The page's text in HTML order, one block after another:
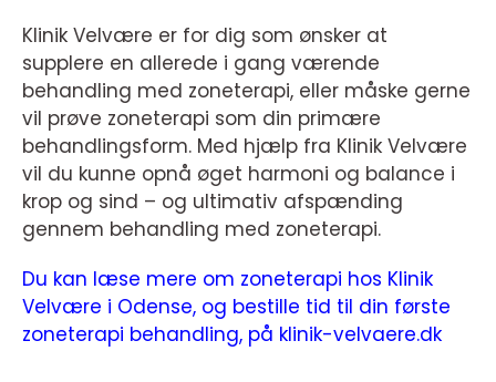
Klinik Velvære er for dig som ønsker at
supplere en allerede i gang værende
behandling med zoneterapi, eller måske gerne
vil prøve zoneterapi som din primære
behandlingsform. Med hjælp fra Klinik Velvære
vil du kunne opnå øget harmoni og balance i
krop og sind – og ultimativ afspænding
gennem behandling med zoneterapi.
Du kan læse mere om zoneterapi hos Klinik
Velvære i Odense, og bestille tid til din første
zoneterapi behandling, på klinik-velvaere.dk